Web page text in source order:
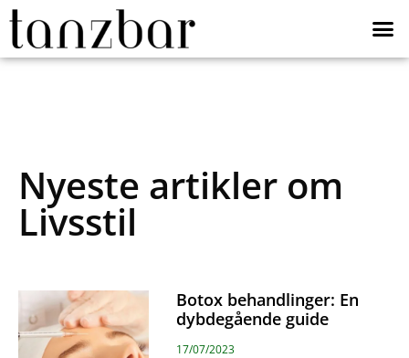
Nyeste artikler om
Livsstil
Botox behandlinger: En
dybdegående guide
17/07/2023